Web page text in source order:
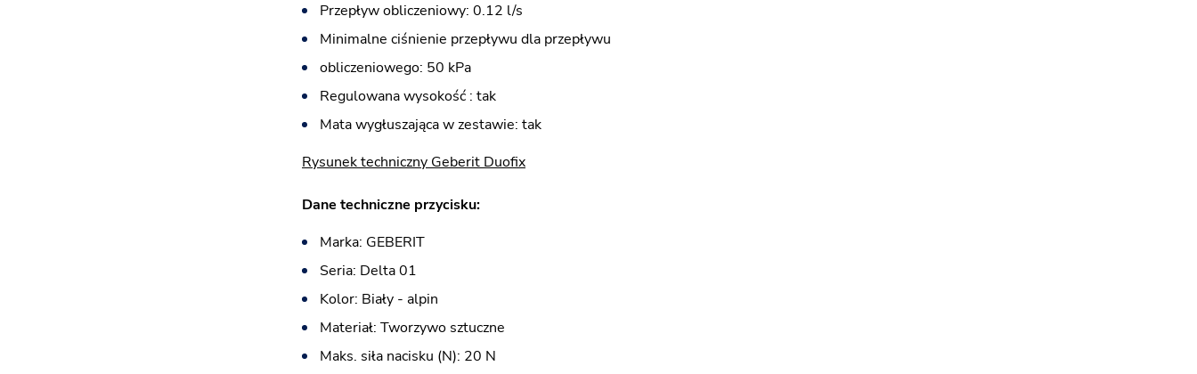
Przepływ obliczeniowy: 0.12 l/s
Minimalne ciśnienie przepływu dla przepływu
obliczeniowego: 50 kPa
Regulowana wysokość : tak
Mata wygłuszająca w zestawie: tak
Rysunek techniczny Geberit Duofix
Dane techniczne przycisku:
Marka: GEBERIT
Seria: Delta 01
Kolor: Biały - alpin
Materiał: Tworzywo sztuczne
Maks. siła nacisku (N): 20 N